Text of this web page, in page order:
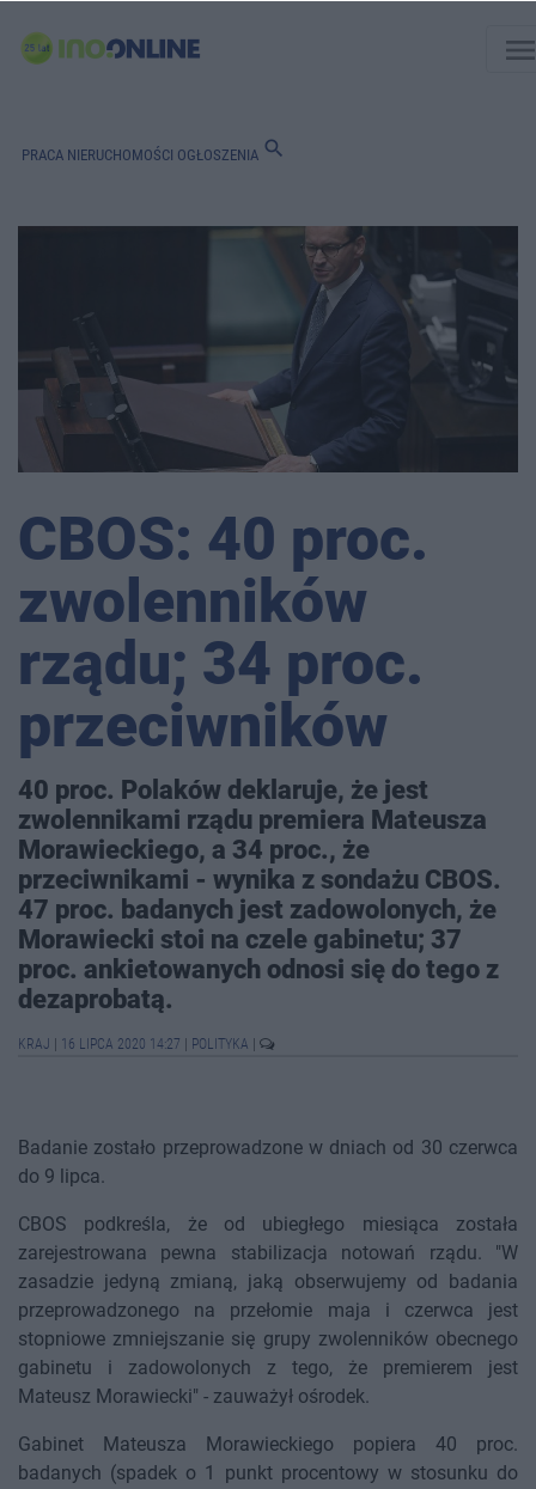
PRACA NIERUCHOMOŚCI OGŁOSZENIA search
CBOS: 40 proc.
zwolenników
rządu; 34 proc.
przeciwników
40 proc. Polaków deklaruje, że jest
zwolennikami rządu premiera Mateusza
Morawieckiego, a 34 proc., że
przeciwnikami - wynika z sondażu CBOS.
47 proc. badanych jest zadowolonych, że
Morawiecki stoi na czele gabinetu; 37
proc. ankietowanych odnosi się do tego z
dezaprobatą.
KRAJ 16 LIPCA 2020 14:27 POLITYKA
Badanie zostało przeprowadzone w dniach od 30 czerwca
do 9 lipca.
CBOS podkreśla, że od ubiegłego miesiąca została
zarejestrowana pewna stabilizacja notowań rządu. "W
zasadzie jedyną zmianą, jaką obserwujemy od badania
przeprowadzonego na przełomie maja i czerwca jest
stopniowe zmniejszanie się grupy zwolenników obecnego
gabinetu i zadowolonych z tego, że premierem jest
Mateusz Morawiecki" - zauważył ośrodek.
Gabinet Mateusza Morawieckiego popiera 40 proc.
badanych (spadek o 1 punkt procentowy w stosunku do